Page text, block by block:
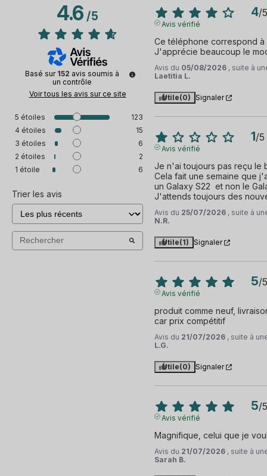
4.6/5
Basé sur 152 avis soumis à
un contrôle
Voir tous les avis sur ce site
5 étoiles
123
4 étoiles
15
3 étoiles
6
2 étoiles
2
1 étoile 6
Trier les avis
4/5
Avis vérifié
Ce téléphone correspond à
J'apprécie beaucoup le
Avis du 05/08/2026 , suite à
Laetitia L.
Utile(0) Signaler
1/5
Avis vérifié
Je n'ai toujours pas reçu le
Cela fait une semaine que
un Galaxy S22  et non le
J'attends toujours des
Avis du 25/07/2026 , suite à
N.R.
Utile(1) Signaler
5/5
Avis vérifié
produit comme neuf,
car prix compétitif
Avis du 21/07/2026 , suite à
L.G.
Utile(0) Signaler
5/5
Avis vérifié
Magnifique, celui que je
Avis du 21/07/2026 , suite à
Sarah B.